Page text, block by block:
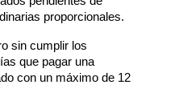
proporcionales.
sin cumplir los
que pagar una
con un máximo de 12